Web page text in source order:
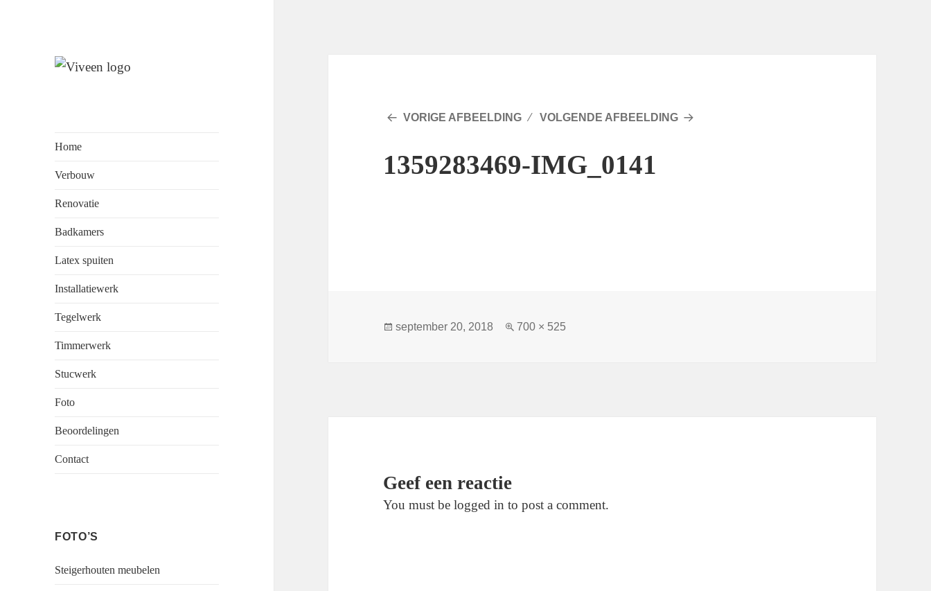
Home
Verbouw
Renovatie
Badkamers
Latex spuiten
Installatiewerk
Tegelwerk
Timmerwerk
Stucwerk
Foto
Beoordelingen
Contact
FOTO’S
Steigerhouten meubelen
VORIGE AFBEELDING VOLGENDE AFBEELDING
1359283469-IMG_0141
Geplaatst
september 20, 2018
Volledige
700 × 525
Geef een reactie
You must be logged in to post a comment.